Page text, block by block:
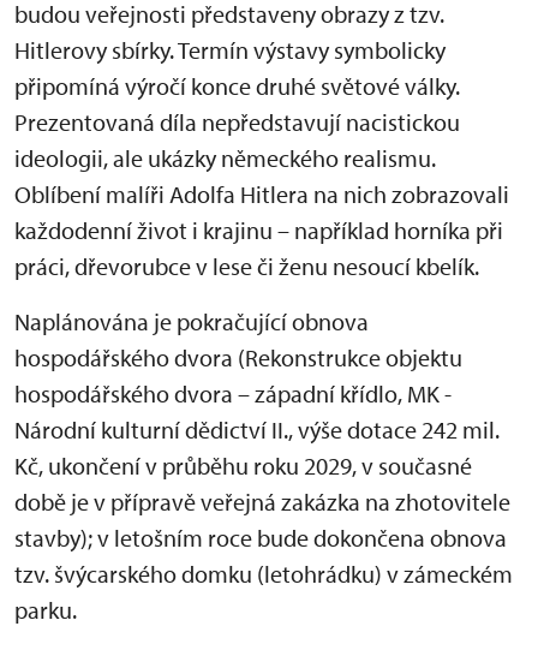
budou veřejnosti představeny obrazy z tzv.
Hitlerovy sbírky. Termín výstavy symbolicky
připomíná výročí konce druhé světové války.
Prezentovaná díla nepředstavují nacistickou
ideologii, ale ukázky německého realismu.
Oblíbení malíři Adolfa Hitlera na nich zobrazovali
každodenní život i krajinu – například horníka při
práci, dřevorubce v lese či ženu nesoucí kbelík.
Naplánována je pokračující obnova
hospodářského dvora (Rekonstrukce objektu
hospodářského dvora – západní křídlo, MK -
Národní kulturní dědictví II., výše dotace 242 mil.
Kč, ukončení v průběhu roku 2029, v současné
době je v přípravě veřejná zakázka na zhotovitele
stavby); v letošním roce bude dokončena obnova
tzv. švýcarského domku (letohrádku) v zámeckém
parku.